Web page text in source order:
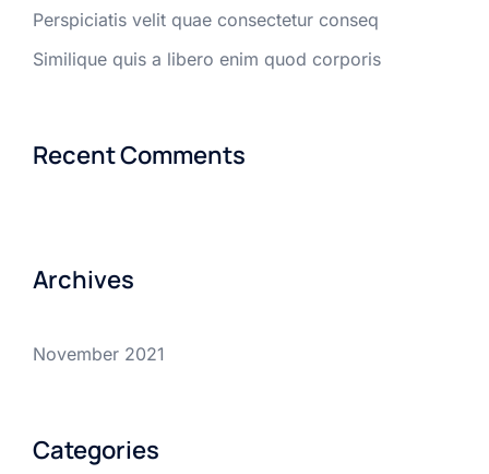
Perspiciatis velit quae consectetur conseq
Similique quis a libero enim quod corporis
Recent Comments
Archives
November 2021
Categories